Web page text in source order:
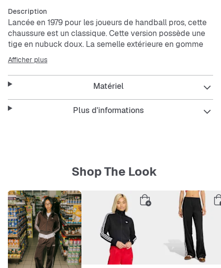
Description
Lancée en 1979 pour les joueurs de handball pros, cette
chaussure est un classique. Cette version possède une
tige en nubuck doux. La semelle extérieure en gomme
de caoutchouc souple reste fidèle au modèle rétro.
Caractéristiques
Fermeture par lacets.
Afficher plus
Matériel
Plus d'informations
Shop The Look